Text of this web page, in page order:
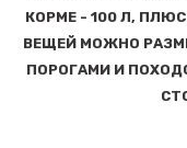
КОРМЕ - 100 Л,
ВЕЩЕЙ МОЖНО
ПОРОГАМИ И